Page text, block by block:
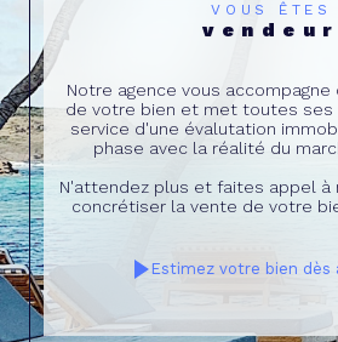
VOUS ÊTES
vendeur
Notre agence vous
de votre bien et met toutes ses
service d'une évalutation
phase avec la réalité du
N'attendez plus et faites appel à
concrétiser la vente de votre
Estimez votre bien dès